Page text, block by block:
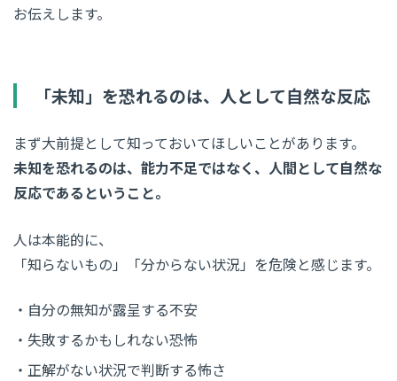
お伝えします。
「未知」を恐れるのは、人として自然な反応
まず大前提として知っておいてほしいことがあります。
未知を恐れるのは、能力不足ではなく、人間として自然な
反応であるということ。
人は本能的に、
「知らないもの」「分からない状況」を危険と感じます。
自分の無知が露呈する不安
失敗するかもしれない恐怖
正解がない状況で判断する怖さ